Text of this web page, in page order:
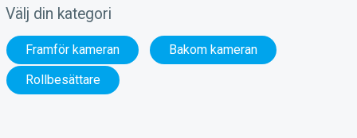
Välj din kategori
Framför kameran
Bakom kameran
Rollbesättare